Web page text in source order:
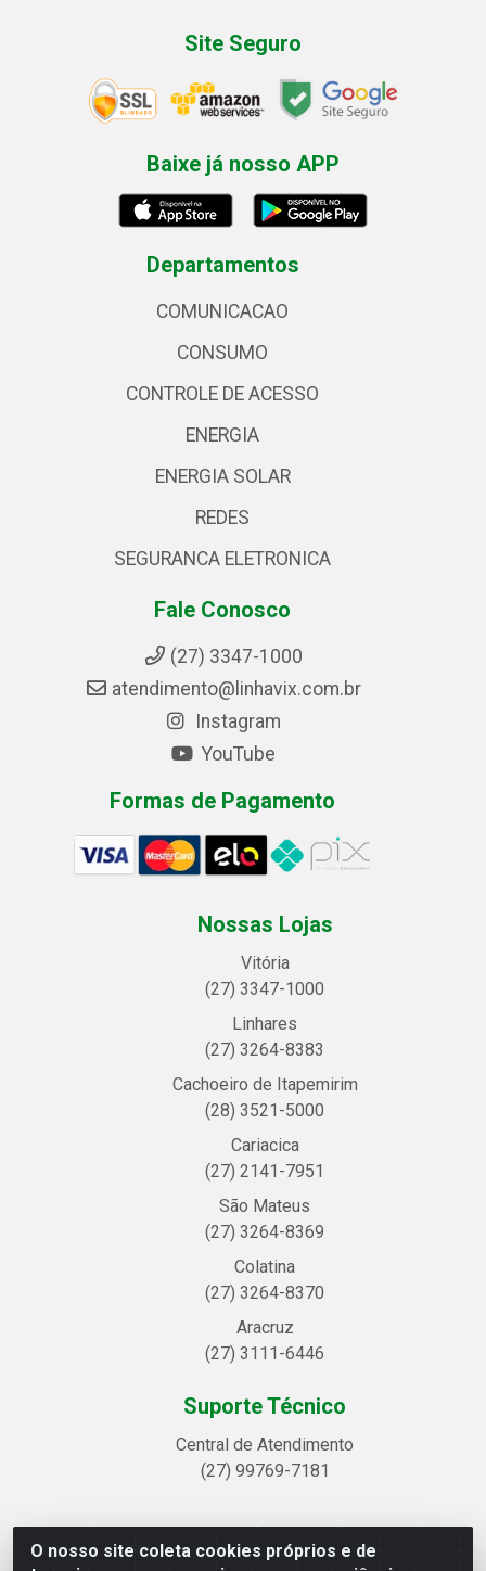
O nosso site coleta cookies próprios e de
Site Seguro
Baixe já nosso APP
Departamentos
COMUNICACAO
CONSUMO
CONTROLE DE ACESSO
ENERGIA
ENERGIA SOLAR
REDES
SEGURANCA ELETRONICA
Fale Conosco
(27) 3347-1000
atendimento@linhavix.com.br
Instagram
YouTube
Formas de Pagamento
Nossas Lojas
Vitória
(27) 3347-1000
Linhares
(27) 3264-8383
Cachoeiro de Itapemirim
(28) 3521-5000
Cariacica
(27) 2141-7951
São Mateus
(27) 3264-8369
Colatina
(27) 3264-8370
Aracruz
(27) 3111-6446
Suporte Técnico
Central de Atendimento
(27) 99769-7181
Linhavix Distribuidora LTDA - Avenida Alegre, 2521 -